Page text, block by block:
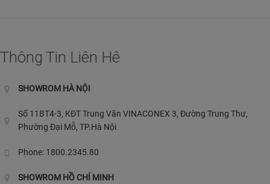
Thông Tin Liên Hê
SHOWROM HÀ NỘI
Số 11BT4-3, KĐT Trung Văn VINACONEX 3, Đường Trung Thư,
Phường Đại Mỗ, TP.Hà Nội
Phone: 1800.2345.80
SHOWROM HỒ CHÍ MINH